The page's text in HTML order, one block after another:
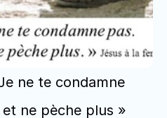
ne te condamne
ne pèche plus »